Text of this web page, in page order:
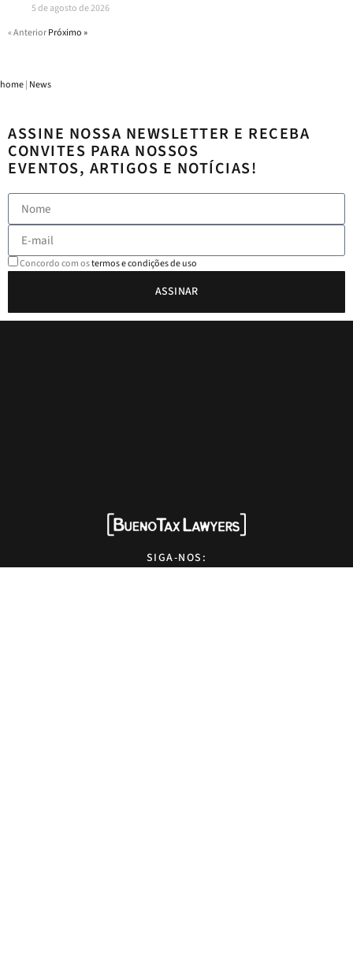
5 de agosto de 2026
« AnteriorPróximo »
home| News
ASSINE NOSSA NEWSLETTER E RECEBA
CONVITES PARA NOSSOS
EVENTOS, ARTIGOS E NOTÍCIAS!
Concordo com ostermos e condições de uso
ASSINAR
SIGA-NOS: